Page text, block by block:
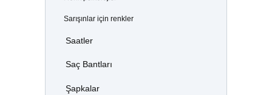
Sarışınlar için renkler
Saatler
Saç Bantları
Şapkalar